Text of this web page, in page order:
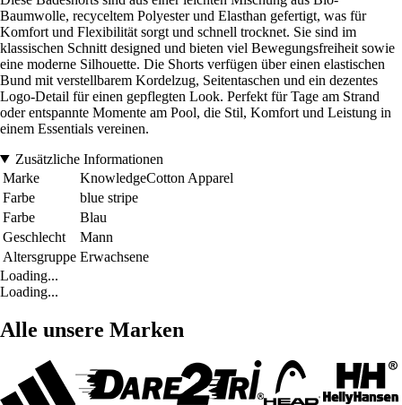
Baumwolle, recyceltem Polyester und Elasthan gefertigt, was für
Komfort und Flexibilität sorgt und schnell trocknet. Sie sind im
klassischen Schnitt designed und bieten viel Bewegungsfreiheit sowie
eine moderne Silhouette. Die Shorts verfügen über einen elastischen
Bund mit verstellbarem Kordelzug, Seitentaschen und ein dezentes
Logo-Detail für einen gepflegten Look. Perfekt für Tage am Strand
oder entspannte Momente am Pool, die Stil, Komfort und Leistung in
einem Essentials vereinen.
Zusätzliche Informationen
Marke
KnowledgeCotton Apparel
Farbe
blue stripe
Farbe
Blau
Geschlecht
Mann
Altersgruppe Erwachsene
Loading...
Loading...
Alle unsere Marken